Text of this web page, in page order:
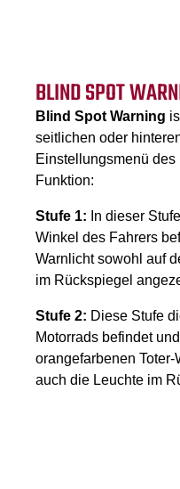
BLIND SPOT
Blind Spot Warning
seitlichen oder
Einstellungsmenü
Funktion:
Stufe 1: In dieser
Winkel des Fahrers
Warnlicht sowohl auf
im Rückspiegel
Stufe 2: Diese Stufe
Motorrads befindet
orangefarbenen
auch die Leuchte im